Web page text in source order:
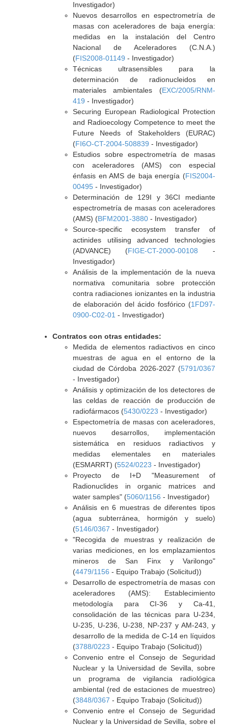
Investigador)
Nuevos desarrollos en espectrometría de
masas con aceleradores de baja energía:
medidas en la instalación del Centro
Nacional de Aceleradores (C.N.A.)
(FIS2008-01149 - Investigador)
Técnicas ultrasensibles para la
determinación de radionucleidos en
materiales ambientales (EXC/2005/RNM-
419 - Investigador)
Securing European Radiological Protection
and Radioecology Competence to meet the
Future Needs of Stakeholders (EURAC)
(FI6O-CT-2004-508839 - Investigador)
Estudios sobre espectrometría de masas
con aceleradores (AMS) con especial
énfasis en AMS de baja energía (FIS2004-
00495- Investigador)
Determinación de 129I y 36CI mediante
espectrometría de masas con aceleradores
(AMS) (BFM2001-3880- Investigador)
Source-specific ecosystem transfer of
actinides utilising advanced technologies
(ADVANCE) (FIGE-CT-2000-00108 -
Investigador)
Análisis de la implementación de la nueva
normativa comunitaria sobre protección
contra radiaciones ionizantes en la industria
de elaboración del ácido fosfórico (1FD97-
0900-C02-01 - Investigador)
Contratos con otras entidades:
Medida de elementos radiactivos en cinco
muestras de agua en el entorno de la
ciudad de Córdoba 2026-2027 (5791/0367
- Investigador)
Análisis y optimización de los detectores de
las celdas de reacción de producción de
radiofármacos (5430/0223 - Investigador)
Espectometría de masas con aceleradores,
nuevos desarrollos, implementación
sistemática en residuos radiactivos y
medidas elementales en materiales
(ESMARRT) (5524/0223 - Investigador)
Proyecto de I+D "Measurement of
Radionuclides in organic matrices and
water samples" (5060/1156 - Investigador)
Análisis en 6 muestras de diferentes tipos
(agua subterránea, hormigón y suelo)
(5146/0367 - Investigador)
"Recogida de muestras y realización de
varias mediciones, en los emplazamientos
mineros de San Finx y Varilongo"
(4479/1156 - Equipo Trabajo (Solicitud))
Desarrollo de espectrometría de masas con
aceleradores (AMS): Establecimiento
metodología para CI-36 y Ca-41,
consolidación de las técnicas para U-234,
U-235, U-236, U-238, NP-237 y AM-243, y
desarrollo de la medida de C-14 en líquidos
(3788/0223 - Equipo Trabajo (Solicitud))
Convenio entre el Consejo de Seguridad
Nuclear y la Universidad de Sevilla, sobre
un programa de vigilancia radiológica
ambiental (red de estaciones de muestreo)
(3848/0367 - Equipo Trabajo (Solicitud))
Convenio entre el Consejo de Seguridad
Nuclear y la Universidad de Sevilla, sobre el